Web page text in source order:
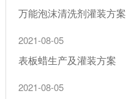
万能泡沫清洗剂灌装方案
2021-08-05
表板蜡生产及灌装方案
2021-08-05